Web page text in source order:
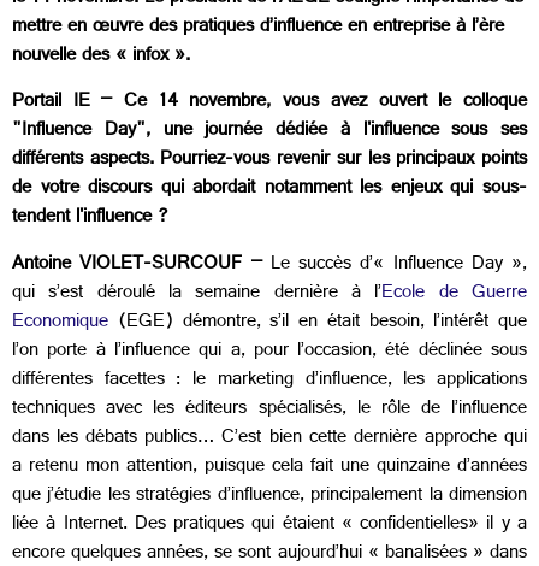
mettre en œuvre des pratiques d’influence en entreprise à l’ère
nouvelle des « infox ».
Portail IE – Ce 14 novembre, vous avez ouvert le colloque
"Influence Day", une journée dédiée à l'influence sous ses
différents aspects. Pourriez-vous revenir sur les principaux points
de votre discours qui abordait notamment les enjeux qui sous-
tendent l'influence ?
Antoine VIOLET-SURCOUF –Le succès d’« Influence Day »,
qui s’est déroulé la semaine dernière à l’Ecole de Guerre
Economique (EGE) démontre, s’il en était besoin, l’intérêt que
l’on porte à l’influence qui a, pour l’occasion, été déclinée sous
différentes facettes : le marketing d’influence, les applications
techniques avec les éditeurs spécialisés, le rôle de l’influence
dans les débats publics… C’est bien cette dernière approche qui
a retenu mon attention, puisque cela fait une quinzaine d’années
que j’étudie les stratégies d’influence, principalement la dimension
liée à Internet. Des pratiques qui étaient « confidentielles» il y a
encore quelques années, se sont aujourd’hui « banalisées » dans